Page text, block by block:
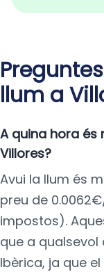
llum a
A quina hora és
Villores?
Avui la llum és
preu de
impostos).
que a qualsevol
Ibèrica, ja que